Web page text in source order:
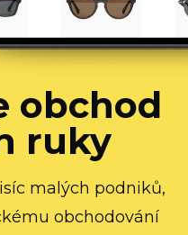
obchod
ruky
malých podniků,
obchodování